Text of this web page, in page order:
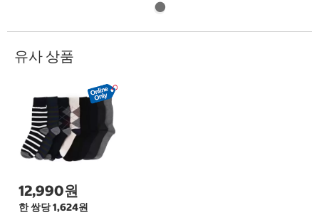
유사 상품
12,990원
한 쌍당 1,624원